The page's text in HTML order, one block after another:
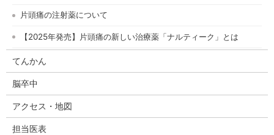
片頭痛の注射薬について
【2025年発売】片頭痛の新しい治療薬「ナルティーク」とは
てんかん
脳卒中
アクセス・地図
担当医表